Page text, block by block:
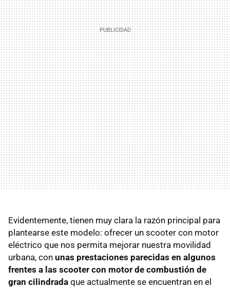
Evidentemente, tienen muy clara la razón principal para
plantearse este modelo: ofrecer un scooter con motor
eléctrico que nos permita mejorar nuestra movilidad
urbana, con unas prestaciones parecidas en algunos
frentes a las scooter con motor de combustión de
gran cilindrada que actualmente se encuentran en el